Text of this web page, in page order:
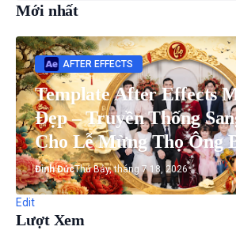
Mới nhất
AFTER EFFECTS
Template After Effects
Đẹp – Truyền Thống
Cho Lễ Mừng Thọ Ông
Đình ĐứcThứ Bảy, tháng 7 18, 2026
Edit
Lượt Xem